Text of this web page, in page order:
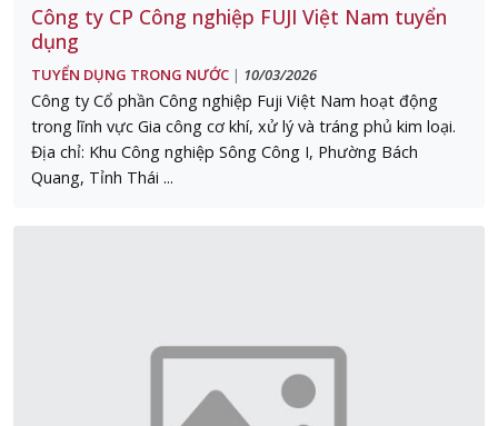
Công ty CP Công nghiệp FUJI Việt Nam tuyển
dụng
TUYỂN DỤNG TRONG NƯỚC | 10/03/2026
Công ty Cổ phần Công nghiệp Fuji Việt Nam hoạt động
trong lĩnh vực Gia công cơ khí, xử lý và tráng phủ kim loại.
Địa chỉ: Khu Công nghiệp Sông Công I, Phường Bách
Quang, Tỉnh Thái ...